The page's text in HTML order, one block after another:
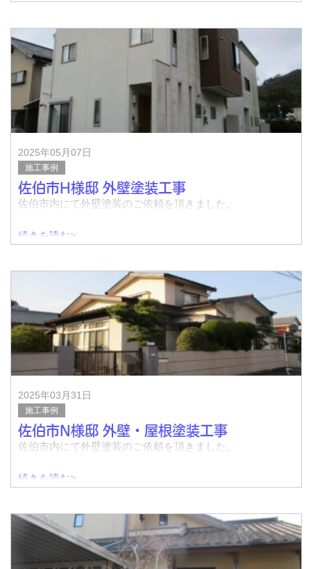
完了↓
着工前↓
2025年05月07日
施工事例
佐伯市H様邸 外壁塗装工事
佐伯市内にて外壁塗装のご依頼を頂きました。
着工前↓
続きを読む>
2025年03月31日
施工事例
佐伯市N様邸 外壁・屋根塗装工事
佐伯市内にて外壁塗装のご依頼を頂きました。
続きを読む>